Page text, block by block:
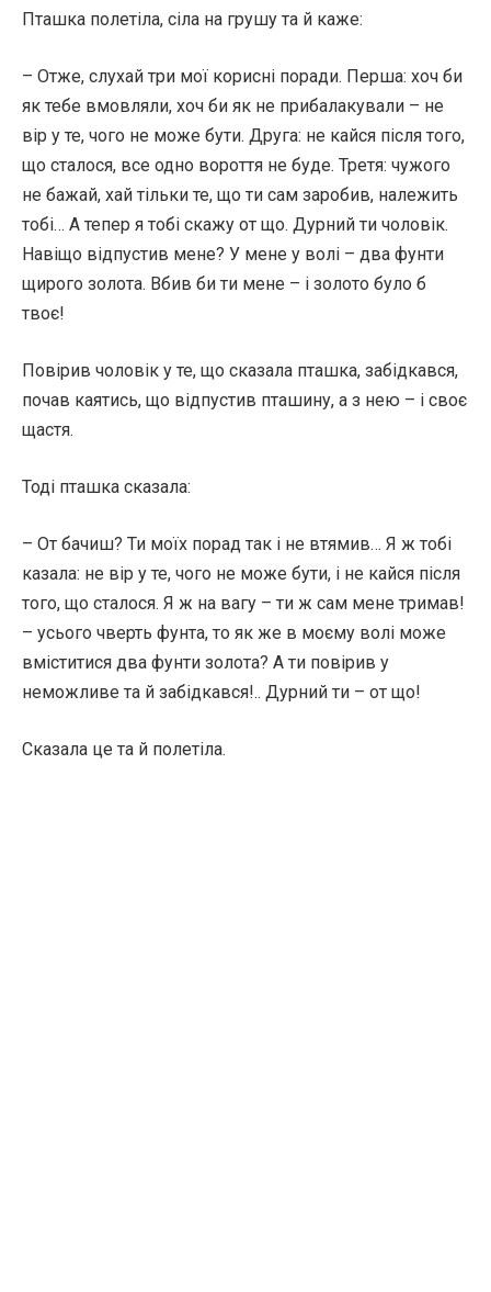
Пташка полетіла, сіла на грушу та й каже:
– Отже, слухай три мої корисні поради. Перша: хоч би
як тебе вмовляли, хоч би як не прибалакували – не
вір у те, чого не може бути. Друга: не кайся після того,
що сталося, все одно вороття не буде. Третя: чужого
не бажай, хай тільки те, що ти сам заробив, належить
тобі… А тепер я тобі скажу от що. Дурний ти чоловік.
Навіщо відпустив мене? У мене у волі – два фунти
щирого золота. Вбив би ти мене – і золото було б
твоє!
Повірив чоловік у те, що сказала пташка, забідкався,
почав каятись, що відпустив пташину, а з нею – і своє
щастя.
Тоді пташка сказала:
– От бачиш? Ти моїх порад так і не втямив… Я ж тобі
казала: не вір у те, чого не може бути, і не кайся після
того, що сталося. Я ж на вагу – ти ж сам мене тримав!
– усього чверть фунта, то як же в моєму волі може
вміститися два фунти золота? А ти повірив у
неможливе та й забідкався!.. Дурний ти – от що!
Сказала це та й полетіла.